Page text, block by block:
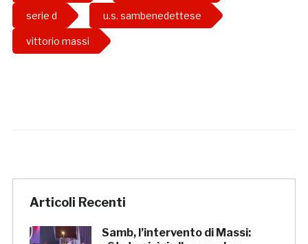
serie d u.s. sambenedettese
vittorio massi
Articoli Recenti
Samb, l’intervento di Massi: